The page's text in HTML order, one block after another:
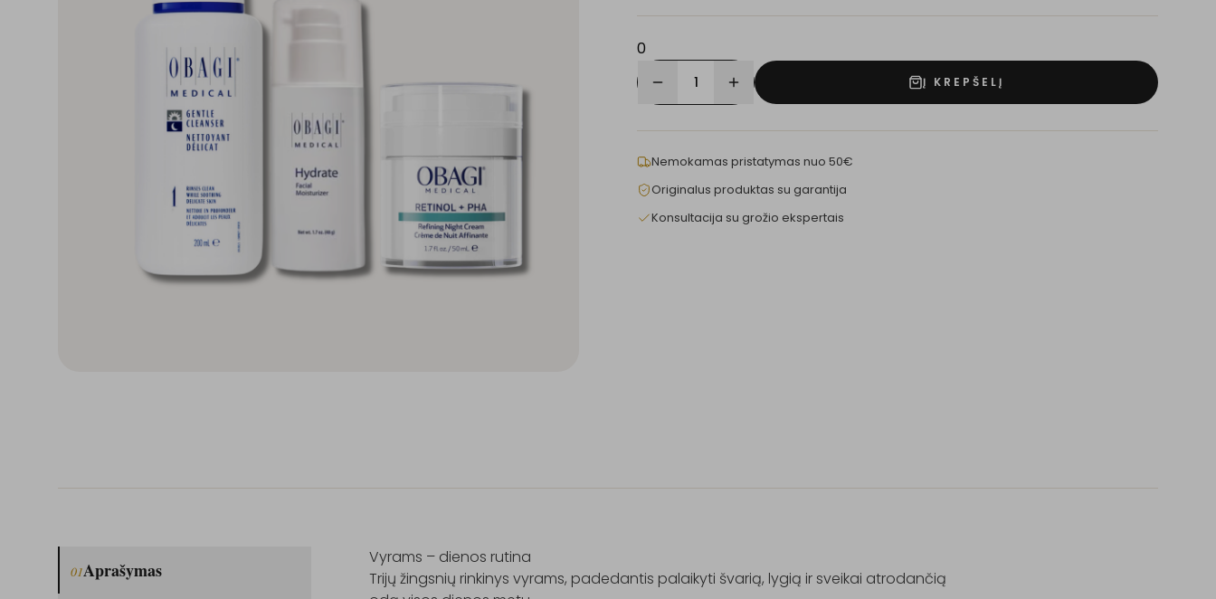
0
1 Į KREPŠELĮ
Nemokamas pristatymas nuo 50€
Originalus produktas su garantija
Konsultacija su grožio ekspertais
01Aprašymas
Vyrams – dienos rutina
Trijų žingsnių rinkinys vyrams, padedantis palaikyti švarią, lygią ir sveikai atrodančią